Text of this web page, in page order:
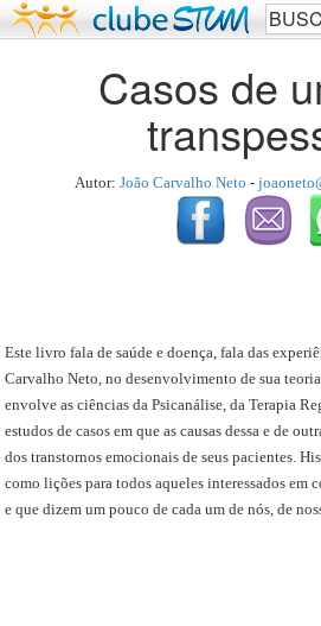
Casos de
Autor: João Carvalho Neto -
Este livro fala de saúde e doença, fala das
Carvalho Neto, no desenvolvimento de sua
envolve as ciências da Psicanálise, da Terapia
estudos de casos em que as causas dessa e de
dos transtornos emocionais de seus pacientes.
como lições para todos aqueles interessados em
e que dizem um pouco de cada um de nós, de